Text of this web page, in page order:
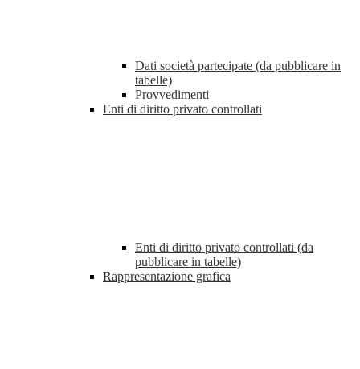
Dati società partecipate (da pubblicare in
tabelle)
Provvedimenti
Enti di diritto privato controllati
Enti di diritto privato controllati (da
pubblicare in tabelle)
Rappresentazione grafica